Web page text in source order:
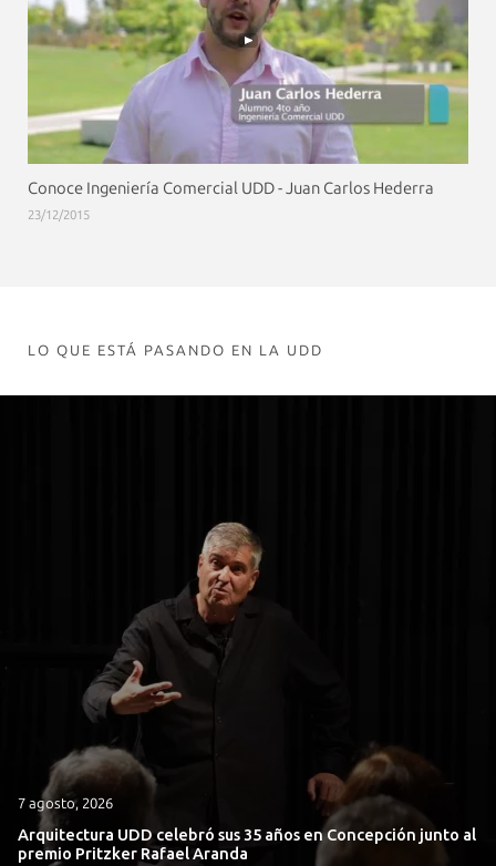
Conoce Ingeniería Comercial UDD - Juan Carlos Hederra
23/12/2015
LO QUE ESTÁ PASANDO EN LA UDD
7 agosto, 2026
Arquitectura UDD celebró sus 35 años en Concepción junto al
premio Pritzker Rafael Aranda